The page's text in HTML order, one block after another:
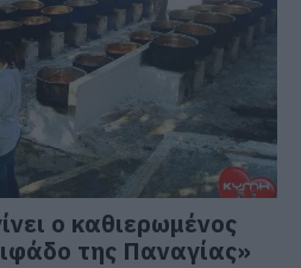
ο καθιερωμένος
της Παναγίας»